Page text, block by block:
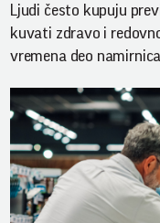
Ljudi često kupuju
kuvati zdravo i
vremena deo